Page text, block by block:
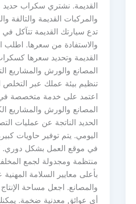
القديمة. نشتري سكراب
والمركبات القديمة والتالفة
تدع سيارتك القديمة تتآكل في
والاستفادة من سعرها. اطلب
القديمة وتحديد سعرها
المصانع والورش والمشاريع
تنظيم بيئة عملك عبر التخلص
اعتمد على خدمة متخصصة
المصانع والورش والمشاريع
الحديد الناتجة عن عمليات
اليومي. يتم توفير حاويات
في موقع العمل بشكل دوري.
منتظمة ومجدولة لجمع
بأعلى معايير السلامة
والمصانع. اجعل مساحة
أي عوائق معدنية ضخمة.